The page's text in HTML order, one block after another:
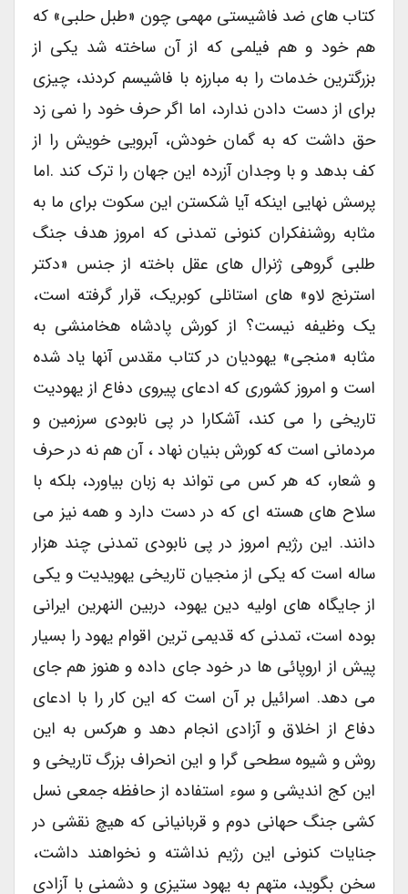
کتاب های ضد فاشیستی مهمی چون «طبل حلبی» که
هم خود و هم فیلمی که از آن ساخته شد یکی از
بزرگترین خدمات را به مبارزه با فاشیسم کردند، چیزی
برای از دست دادن ندارد، اما اگر حرف خود را نمی زد
حق داشت که به گمان خودش، آبرویی خویش را از
کف بدهد و با وجدان آزرده این جهان را ترک کند .اما
پرسش نهایی اینکه آیا شکستن این سکوت برای ما به
مثابه روشنفکران کنونی تمدنی که امروز هدف جنگ
طلبی گروهی ژنرال های عقل باخته از جنس «دکتر
استرنج لاو» های استانلی کوبریک، قرار گرفته است،
یک وظیفه نیست؟ از کورش پادشاه هخامنشی به
مثابه «منجی» یهودیان در کتاب مقدس آنها یاد شده
است و امروز کشوری که ادعای پیروی دفاع از یهودیت
تاریخی را می کند، آشکارا در پی نابودی سرزمین و
مردمانی است که کورش بنیان نهاد ، آن هم نه در حرف
و شعار، که هر کس می تواند به زبان بیاورد، بلکه با
سلاح های هسته ای که در دست دارد و همه نیز می
دانند. این رژیم امروز در پی نابودی تمدنی چند هزار
ساله است که یکی از منجیان تاریخی یهویدیت و یکی
از جایگاه های اولیه دین یهود، دربین النهرین ایرانی
بوده است، تمدنی که قدیمی ترین اقوام یهود را بسیار
پیش از اروپائی ها در خود جای داده و هنوز هم جای
می دهد. اسرائیل بر آن است که این کار را با ادعای
دفاع از اخلاق و آزادی انجام دهد و هرکس به این
روش و شیوه سطحی گرا و این انحراف بزرگ تاریخی و
این کج اندیشی و سوء استفاده از حافظه جمعی نسل
کشی جنگ حهانی دوم و قربانیانی که هیچ نقشی در
جنایات کنونی این رژیم نداشته و نخواهند داشت،
سخن بگوید، متهم به یهود ستیزی و دشمنی با آزادی